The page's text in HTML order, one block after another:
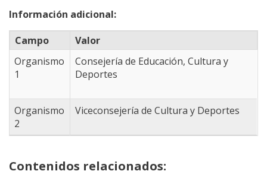
-4.8834228515625
-4.9493408203125
38.365951588109,
-3.8177490234375
-3.3013916015625
-2.9058837890625
Información adicional:
Campo
Valor
Organismo
1
Consejería de Educación, Cultura y
Deportes
Organismo
2
Viceconsejería de Cultura y Deportes
Contenidos relacionados: